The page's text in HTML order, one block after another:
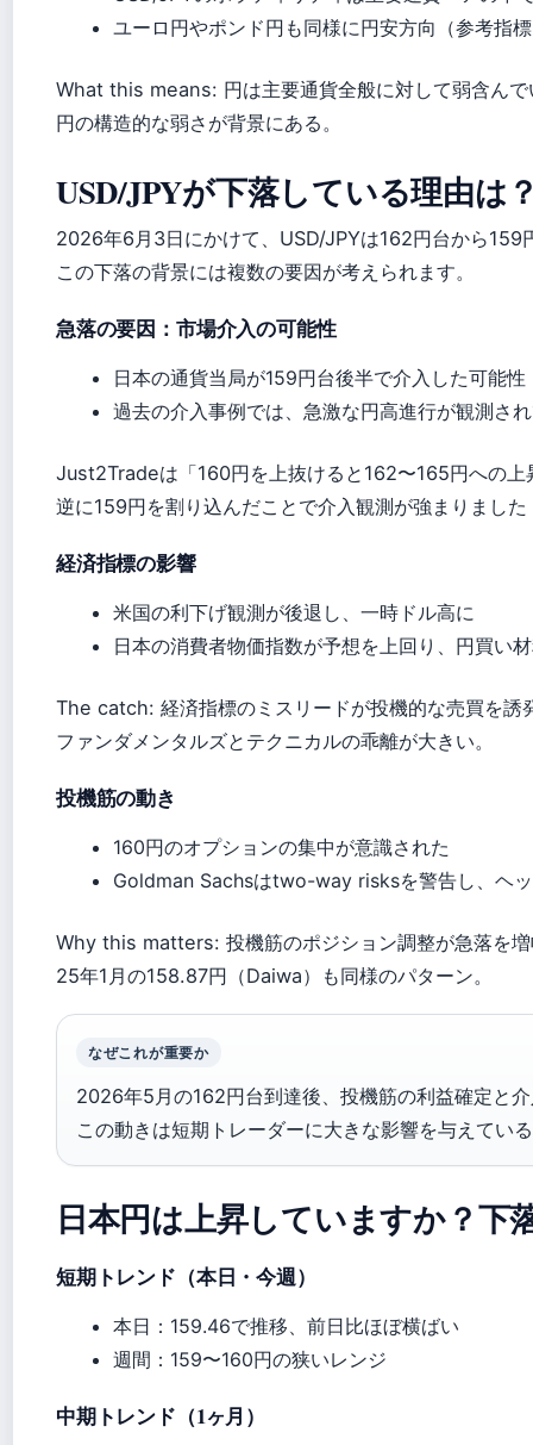
ユーロ円やポンド円も同様に円安方向（参考指
What this means: 円は主要通貨全般に対して弱含んで
円の構造的な弱さが背景にある。
USD/JPYが下落している理由は
2026年6月3日にかけて、USD/JPYは162円台から159
この下落の背景には複数の要因が考えられます。
急落の要因：市場介入の可能性
日本の通貨当局が159円台後半で介入した可能性
過去の介入事例では、急激な円高進行が観測さ
Just2Tradeは「160円を上抜けると162〜165円への上
逆に159円を割り込んだことで介入観測が強まりまし
経済指標の影響
米国の利下げ観測が後退し、一時ドル高に
日本の消費者物価指数が予想を上回り、円買い
The catch: 経済指標のミスリードが投機的な売買を誘
ファンダメンタルズとテクニカルの乖離が大きい。
投機筋の動き
160円のオプションの集中が意識された
Goldman Sachsはtwo-way risksを警告し、ヘ
Why this matters: 投機筋のポジション調整が急落を
25年1月の158.87円（Daiwa）も同様のパターン。
なぜこれが重要か
2026年5月の162円台到達後、投機筋の利益確定と
この動きは短期トレーダーに大きな影響を与えてい
日本円は上昇していますか？下
短期トレンド（本日・今週）
本日：159.46で推移、前日比ほぼ横ばい
週間：159〜160円の狭いレンジ
中期トレンド（1ヶ月）